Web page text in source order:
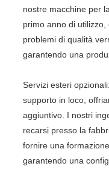
nostre macchine per
primo anno di
problemi di qualità
garantendo una
Servizi esteri
supporto in loco,
aggiuntivo. I nostri
recarsi presso la
fornire una
garantendo una